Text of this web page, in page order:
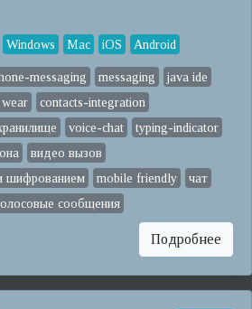
Windows Mac iOS Android
messaging messaging
java ide
contacts-integration
voice-chat
typing-indicator
видео вызов
шифрованием
mobile friendly
чат
сообщения
Подробнее